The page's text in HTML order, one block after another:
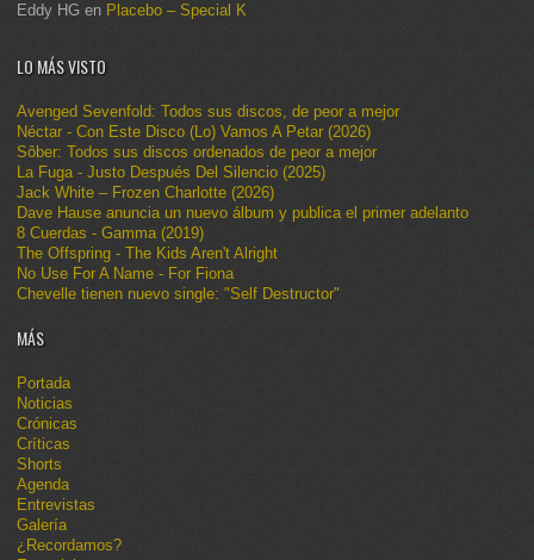
Eddy HG en Placebo – Special K
LO MÁS VISTO
Avenged Sevenfold: Todos sus discos, de peor a mejor
Néctar - Con Este Disco (Lo) Vamos A Petar (2026)
Sôber: Todos sus discos ordenados de peor a mejor
La Fuga - Justo Después Del Silencio (2025)
Jack White – Frozen Charlotte (2026)
Dave Hause anuncia un nuevo álbum y publica el primer adelanto
8 Cuerdas - Gamma (2019)
The Offspring - The Kids Aren't Alright
No Use For A Name - For Fiona
Chevelle tienen nuevo single: "Self Destructor"
MÁS
Portada
Noticias
Crónicas
Críticas
Shorts
Agenda
Entrevistas
Galería
¿Recordamos?